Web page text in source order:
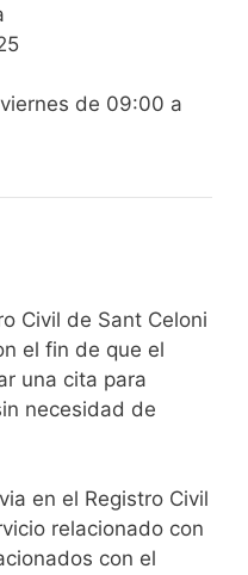
de 09:00 a
Civil de Sant Celoni
el fin de que el
una cita para
necesidad de
en el Registro Civil
relacionado con
con el